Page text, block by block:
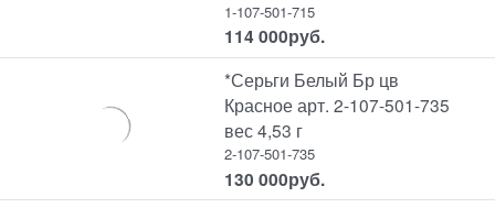
1-107-501-715
114 000руб.
*Серьги Белый Бр цв
Красное арт. 2-107-501-735
вес 4,53 г
2-107-501-735
130 000руб.